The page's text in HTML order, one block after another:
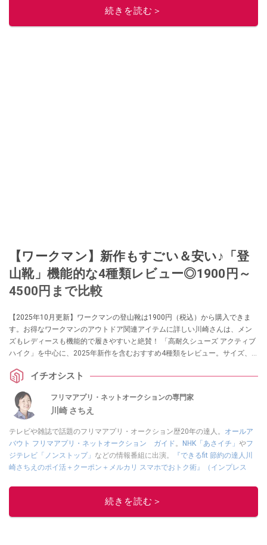
このイチオシストの他の記事を読む
続きを読む＞
【ワークマン】新作もすごい＆安い♪「登
山靴」機能的な4種類レビュー◎1900円～
4500円まで比較
【2025年10月更新】ワークマンの登山靴は1900円（税込）から購入できま
す。お得なワークマンのアウトドア関連アイテムに詳しい川崎さんは、メン
ズもレディースも機能的で履きやすいと絶賛！ 「高耐久シューズ アクティブ
ハイク」を中心に、2025年新作を含むおすすめ4種類をレビュー。サイズ、
イチオシスト
フリマアプリ・ネットオークションの専門家
川崎 さちえ
テレビや雑誌で話題のフリマアプリ・オークション歴20年の達人。 オールア
バウト フリマアプリ・ネットオークション ガイド。 NHK「あさイチ」 やフ
ジテレビ「ノンストップ」 などの情報番組に出演。
『できるfit 節約の達人川
崎さちえのポイ活＋クーポン＋メルカリ スマホでおトク術』（インプレス
的に稼ぐ！』（翔泳社刊）
■経歴：2003年、夫が子育てをするために、突然会社を辞める。翌月からの
続きを読む＞